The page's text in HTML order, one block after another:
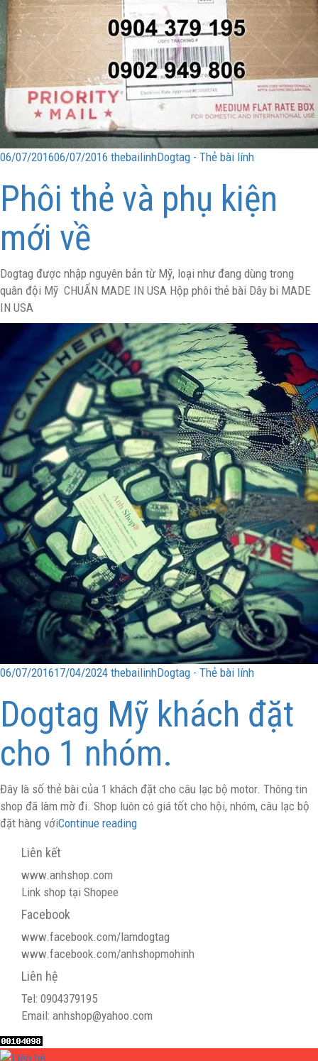
06/07/201606/07/2016 thebailinhDogtag - Thẻ bài lính
Phôi thẻ và phụ kiện
mới về
Dogtag được nhập nguyên bản từ Mỹ, loại như đang dùng trong
quân đội Mỹ CHUẨN MADE IN USA Hộp phôi thẻ bài Dây bi MADE
IN USA
06/07/201617/04/2024 thebailinhDogtag - Thẻ bài lính
Dogtag Mỹ khách đặt
cho 1 nhóm.
Đây là số thẻ bài của 1 khách đặt cho câu lạc bộ motor. Thông tin
shop đã làm mờ đi. Shop luôn có giá tốt cho hội, nhóm, câu lạc bộ
đặt hàng vớiContinue reading
Liên kết
www.anhshop.com
Link shop tại Shopee
Facebook
www.facebook.com/lamdogtag
www.facebook.com/anhshopmohinh
Liên hệ
Tel: 0904379195
Email: anhshop@yahoo.com